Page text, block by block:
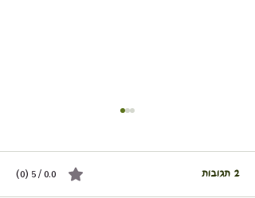
2 תגובות 0.0 / 5 ‏(0)